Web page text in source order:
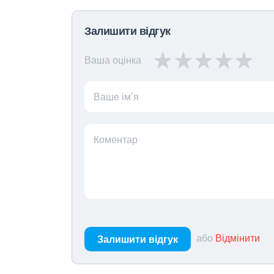
Залишити відгук
Ваша оцінка
Ваше ім’я
Коментар
Залишити відгук або Відмінити